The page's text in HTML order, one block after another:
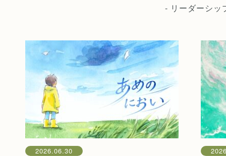
- リーダーシッ
2026.06.30